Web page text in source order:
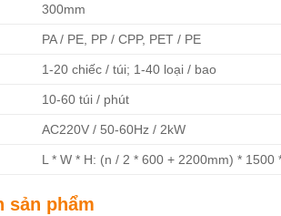
300mm
PA / PE, PP / CPP, PET / PE
1-20 chiếc / túi; 1-40 loại / bao
10-60 túi / phút
AC220V / 50-60Hz / 2kW
L * W * H: (n / 2 * 600 + 2200mm) *
sản phẩm